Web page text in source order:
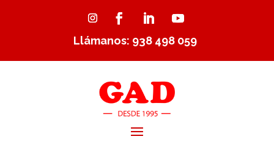
Llámanos: 938 498 059